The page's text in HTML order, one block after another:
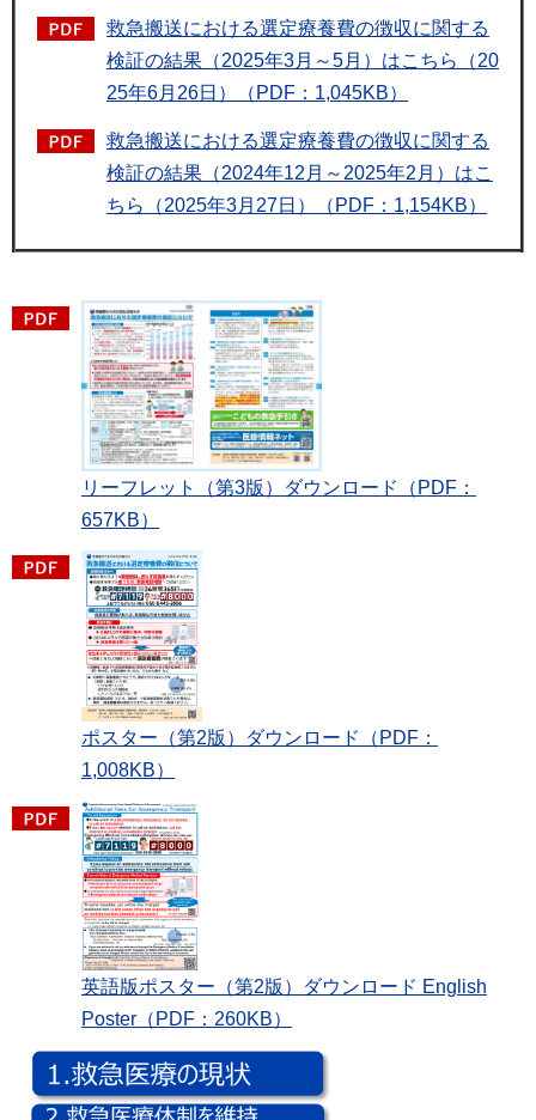
救急搬送における選定療養費の徴収に関する
検証の結果（2025年3月～5月）はこちら（20
25年6月26日）（PDF：1,045KB）
救急搬送における選定療養費の徴収に関する
検証の結果（2024年12月～2025年2月）はこ
ちら（2025年3月27日）（PDF：1,154KB）
リーフレット（第3版）ダウンロード（PDF：
657KB）
ポスター（第2版）ダウンロード（PDF：
1,008KB）
英語版ポスター（第2版）ダウンロード English
Poster（PDF：260KB）